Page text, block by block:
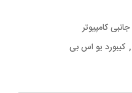
جانبی کامپیوتر
, کیبورد یو اس بی